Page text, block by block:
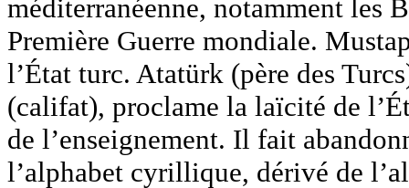
méditerranéenne, notamment les
Première Guerre mondiale.
l’État turc. Atatürk (père des
(califat), proclame la laïcité de
de l’enseignement. Il fait
l’alphabet cyrillique, dérivé de